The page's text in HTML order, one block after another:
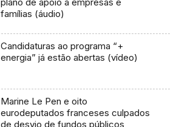
famílias (áudio)
Candidaturas ao programa “+
energia” já estão abertas (vídeo)
Marine Le Pen e oito
eurodeputados franceses culpados
de desvio de fundos públicos